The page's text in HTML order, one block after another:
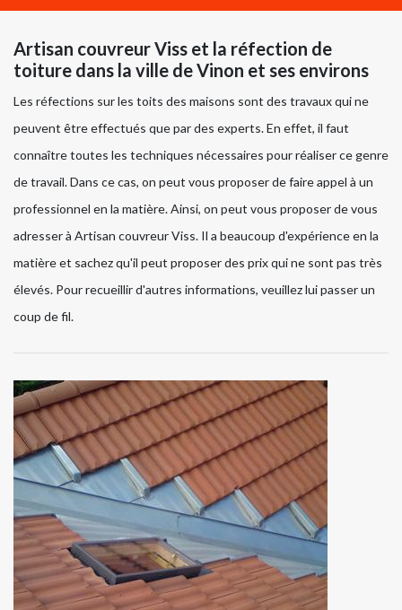
Artisan couvreur Viss et la réfection de
toiture dans la ville de Vinon et ses environs
Les réfections sur les toits des maisons sont des travaux qui ne
peuvent être effectués que par des experts. En effet, il faut
connaître toutes les techniques nécessaires pour réaliser ce genre
de travail. Dans ce cas, on peut vous proposer de faire appel à un
professionnel en la matière. Ainsi, on peut vous proposer de vous
adresser à Artisan couvreur Viss. Il a beaucoup d'expérience en la
matière et sachez qu'il peut proposer des prix qui ne sont pas très
élevés. Pour recueillir d'autres informations, veuillez lui passer un
coup de fil.